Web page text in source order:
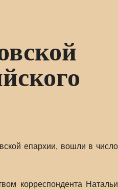
епархии, вошли в число
корреспондента Натальи